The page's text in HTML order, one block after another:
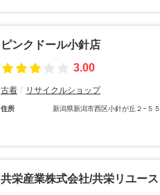
ピンクドール小針店
3.00
古着 リサイクルショップ
住所 新潟県新潟市西区小針が丘２−５５
共栄産業株式会社/共栄リユース